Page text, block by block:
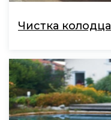
Чистка колодца